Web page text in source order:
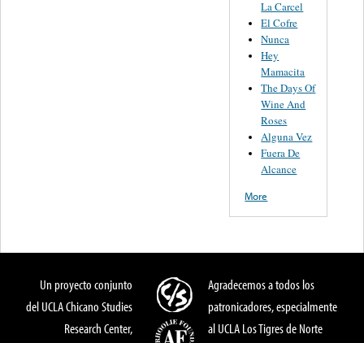
La Carcel
El Cofre
Nunca
Hey
Mamacita
The Days Of
Wine And
Roses
Alguna Vez
Fuera De
Alcance
More
Un proyecto conjunto
del UCLA Chicano Studies
Research Center,
Agradecemos a todos los
patronicadores, especialmente
al UCLA Los Tigres de Norte